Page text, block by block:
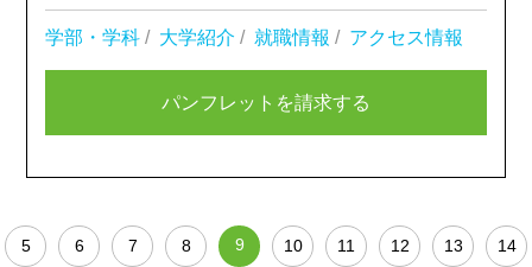
学部・学科 / 大学紹介 / 就職情報 / アクセス情報
パンフレットを請求する
5 6 7 8 9 10 11 12 13 14